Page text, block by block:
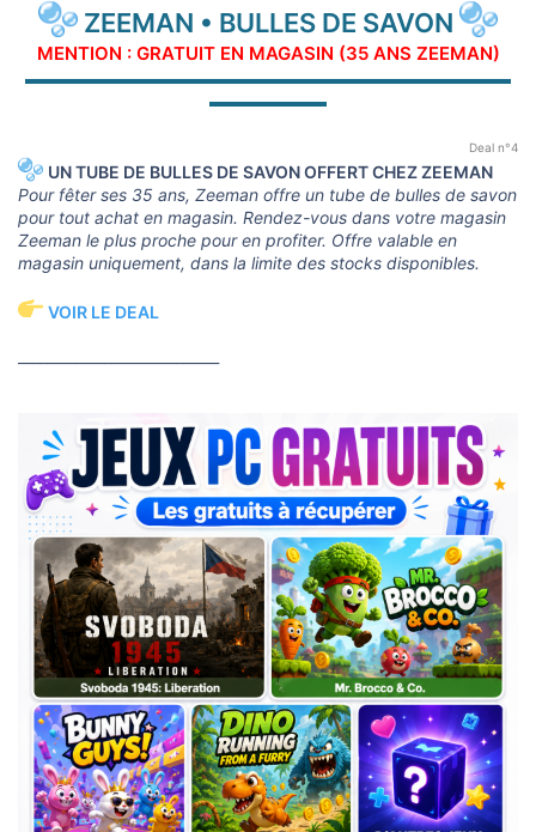
ZEEMAN • BULLES DE SAVON
MENTION : GRATUIT EN MAGASIN (35 ANS ZEEMAN)
▬▬▬▬▬▬▬▬▬▬▬▬▬▬▬▬▬▬▬▬▬▬▬▬▬▬▬▬▬
▬▬▬▬▬▬▬
Deal n°4
UN TUBE DE BULLES DE SAVON OFFERT CHEZ ZEEMAN
Pour fêter ses 35 ans, Zeeman offre un tube de bulles de savon
pour tout achat en magasin. Rendez-vous dans votre magasin
Zeeman le plus proche pour en profiter. Offre valable en
magasin uniquement, dans la limite des stocks disponibles.
VOIR LE DEAL